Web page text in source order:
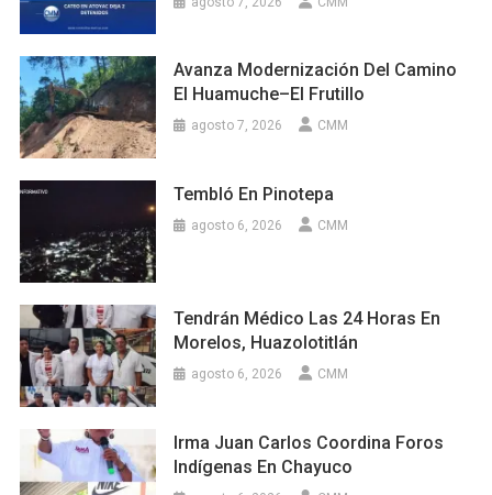
Avanza Modernización Del Camino
El Huamuche–El Frutillo
agosto 7, 2026 CMM
Tembló En Pinotepa
agosto 6, 2026 CMM
Tendrán Médico Las 24 Horas En
Morelos, Huazolotitlán
agosto 6, 2026 CMM
Irma Juan Carlos Coordina Foros
Indígenas En Chayuco